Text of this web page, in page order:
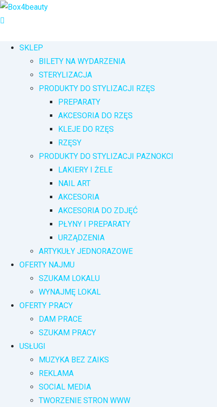
Przejdź
do
SKLEP
BILETY NA WYDARZENIA
STERYLIZACJA
PRODUKTY DO STYLIZACJI RZĘS
PREPARATY
AKCESORIA DO RZĘS
KLEJE DO RZĘS
RZĘSY
PRODUKTY DO STYLIZACJI PAZNOKCI
LAKIERY I ŻELE
NAIL ART
AKCESORIA
AKCESORIA DO ZDJĘĆ
PŁYNY I PREPARATY
URZĄDZENIA
ARTYKUŁY JEDNORAZOWE
OFERTY NAJMU
SZUKAM LOKALU
WYNAJMĘ LOKAL
OFERTY PRACY
DAM PRACE
SZUKAM PRACY
USŁUGI
MUZYKA BEZ ZAIKS
REKLAMA
SOCIAL MEDIA
TWORZENIE STRON WWW